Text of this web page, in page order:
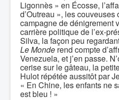
Ligonnès » en Écosse,
d’Outreau », les couveuses
campagne de dénigrement
carrière politique de l’ex-
Silva, la façon peu
Le Monde rend compte
Venezuela, et j’en passe.
cerise sur le gâteau, la
Hulot répétée aussitôt par
« En Chine, les enfants ne
est bleu ! »